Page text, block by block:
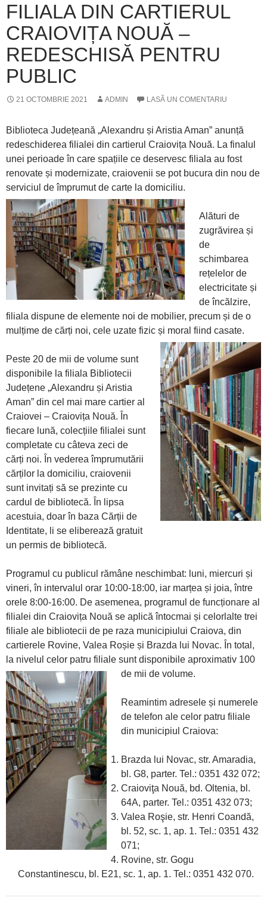
FILIALA DIN CARTIERUL
CRAIOVIȚA NOUĂ –
REDESCHISĂ PENTRU
PUBLIC
21 OCTOMBRIE 2021 ADMIN LASĂ UN COMENTARIU
Biblioteca Județeană „Alexandru și Aristia Aman” anunță
redeschiderea filialei din cartierul Craiovița Nouă. La finalul
unei perioade în care spațiile ce deservesc filiala au fost
renovate și modernizate, craiovenii se pot bucura din nou de
serviciul de împrumut de carte la domiciliu.
Alături de
zugrăvirea și
de
schimbarea
rețelelor de
electricitate și
de încălzire,
filiala dispune de elemente noi de mobilier, precum și de o
mulțime de cărți noi, cele uzate fizic și moral fiind casate.
Peste 20 de mii de volume sunt
disponibile la filiala Bibliotecii
Județene „Alexandru și Aristia
Aman” din cel mai mare cartier al
Craiovei – Craiovița Nouă. În
fiecare lună, colecțiile filialei sunt
completate cu câteva zeci de
cărți noi. În vederea împrumutării
cărților la domiciliu, craiovenii
sunt invitați să se prezinte cu
cardul de bibliotecă. În lipsa
acestuia, doar în baza Cărții de
Identitate, li se eliberează gratuit
un permis de bibliotecă.
Programul cu publicul rămâne neschimbat: luni, miercuri și
vineri, în intervalul orar 10:00-18:00, iar marțea și joia, între
orele 8:00-16:00. De asemenea, programul de funcționare al
filialei din Craiovița Nouă se aplică întocmai și celorlalte trei
filiale ale bibliotecii de pe raza municipiului Craiova, din
cartierele Rovine, Valea Roșie și Brazda lui Novac. În total,
la nivelul celor patru filiale sunt disponibile aproximativ 100
de mii de volume.
Reamintim adresele și numerele
de telefon ale celor patru filiale
din municipiul Craiova:
Brazda lui Novac, str. Amaradia,
bl. G8, parter. Tel.: 0351 432 072;
Craioviţa Nouă, bd. Oltenia, bl.
64A, parter. Tel.: 0351 432 073;
Valea Roşie, str. Henri Coandă,
bl. 52, sc. 1, ap. 1. Tel.: 0351 432
071;
Rovine, str. Gogu
Constantinescu, bl. E21, sc. 1, ap. 1. Tel.: 0351 432 070.